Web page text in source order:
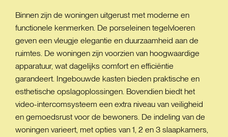
Binnen zijn de woningen uitgerust met moderne en
functionele kenmerken. De porseleinen tegelvloeren
geven een vleugje elegantie en duurzaamheid aan de
ruimtes. De woningen zijn voorzien van hoogwaardige
apparatuur, wat dagelijks comfort en efficiëntie
garandeert. Ingebouwde kasten bieden praktische en
esthetische opslagoplossingen. Bovendien biedt het
video-intercomsysteem een extra niveau van veiligheid
en gemoedsrust voor de bewoners. De indeling van de
woningen varieert, met opties van 1, 2 en 3 slaapkamers,